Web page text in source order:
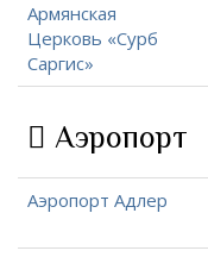
Армянская
Церковь «Сурб
Саргис»
Аэропорт
Аэропорт Адлер